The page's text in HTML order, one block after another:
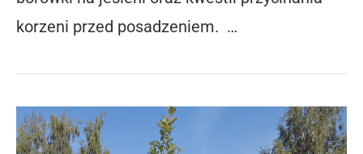
korzeni przed posadzeniem. …